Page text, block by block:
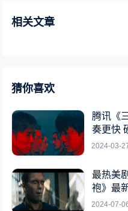
相关文章
猜你喜欢
腾讯《
奏更快
2024-03-
最热美
袍》最
女性
2024-07-